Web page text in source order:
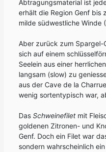
Abtragungsmaterial ist
erhält die Region Genf bis
milde südwestliche Winde
Aber zurück zum
sich auf einem
Seelein aus einer
langsam (slow) zu
aus der Cave de la
wenig sortentypisch war,
Das Schweinefilet mit
goldenen Zitronen- und
Genf. Doch ein Filet war
sondern wahrscheinlich